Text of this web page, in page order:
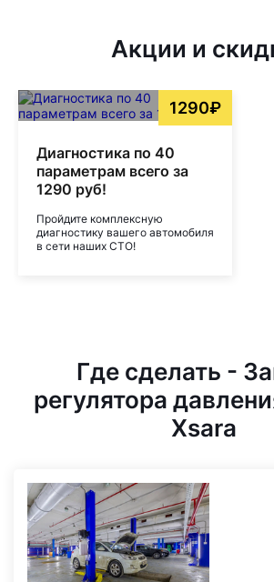
Акции и
1290₽
Диагностика по 40
параметрам всего за
1290 руб!
Пройдите комплексную
диагностику вашего автомобиля
в сети наших СТО!
Где сделать -
регулятора
Xsara